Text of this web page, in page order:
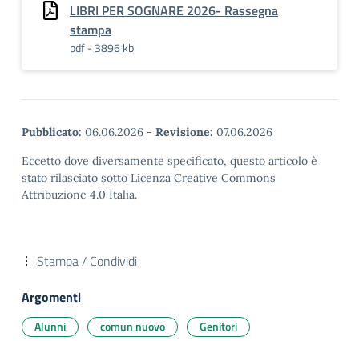
LIBRI PER SOGNARE 2026- Rassegna
stampa
pdf - 3896 kb
Pubblicato: 06.06.2026 - Revisione: 07.06.2026
Eccetto dove diversamente specificato, questo articolo è
stato rilasciato sotto Licenza Creative Commons
Attribuzione 4.0 Italia.
Stampa / Condividi
Argomenti
Alunni comun nuovo
Genitori